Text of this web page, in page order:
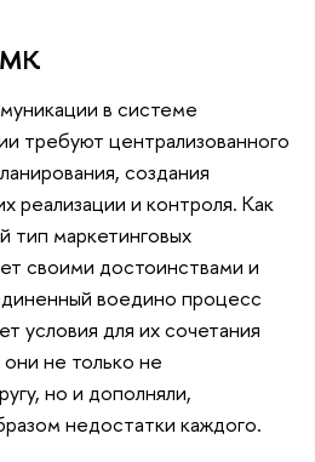
в системе
требуют централизованного
создания
реализации и контроля. Как
тип маркетинговых
своими достоинствами и
воедино процесс
условия для их сочетания
не только не
но и дополняли,
недостатки каждого.